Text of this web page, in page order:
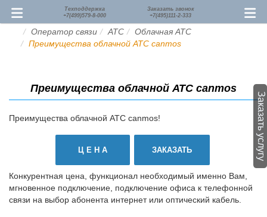
Заказать услугу
Техподдержка
+7(499)579-8-000
Заказать звонок
+7(495)111-2-333
Оператор связи АТС
Облачная АТС
Преимущества облачной АТС canmos
Преимущества облачной АТС canmos
Преимущества облачной АТС canmos!
Ц Е Н А ЗАКАЗАТЬ
Конкурентная цена, функционал необходимый именно Вам,
мгновенное подключение, подключение офиса к телефонной
связи на выбор абонента интернет или оптический кабель.